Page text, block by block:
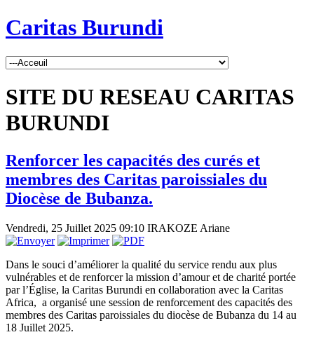
Caritas Burundi
SITE DU RESEAU CARITAS
BURUNDI
Renforcer les capacités des curés et
membres des Caritas paroissiales du
Diocèse de Bubanza.
Vendredi, 25 Juillet 2025 09:10 IRAKOZE Ariane
Dans le souci d’améliorer la qualité du service rendu aux plus
vulnérables et de renforcer la mission d’amour et de charité portée
par l’Église, la Caritas Burundi en collaboration avec la Caritas
Africa, a organisé une session de renforcement des capacités des
membres des Caritas paroissiales du diocèse de Bubanza du 14 au
18 Juillet 2025.